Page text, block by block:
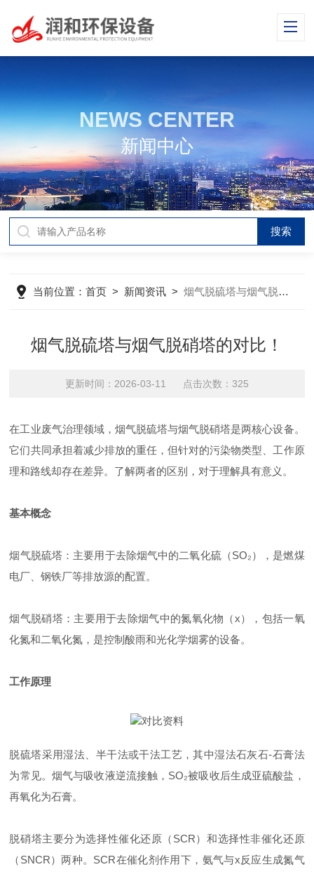
NEWS CENTER
新闻中心
当前位置：首页 > 新闻资讯 >烟气脱硫塔与烟气脱硝塔的对比！
烟气脱硫塔与烟气脱硝塔的对比！
更新时间：2026-03-11 点击次数：325
在工业废气治理领域，烟气脱硫塔与烟气脱硝塔是两核心设备。
它们共同承担着减少排放的重任，但针对的污染物类型、工作原
理和路线却存在差异。了解两者的区别，对于理解具有意义。
基本概念
烟气脱硫塔：主要用于去除烟气中的二氧化硫（SO₂），是燃煤
电厂、钢铁厂等排放源的配置。
烟气脱硝塔：主要用于去除烟气中的氮氧化物（x），包括一氧
化氮和二氧化氮，是控制酸雨和光化学烟雾的设备。
工作原理
脱硫塔采用湿法、半干法或干法工艺，其中湿法石灰石-石膏法
为常见。烟气与吸收液逆流接触，SO₂被吸收后生成亚硫酸盐，
再氧化为石膏。
脱硝塔主要分为选择性催化还原（SCR）和选择性非催化还原
（SNCR）两种。SCR在催化剂作用下，氨气与x反应生成氮气